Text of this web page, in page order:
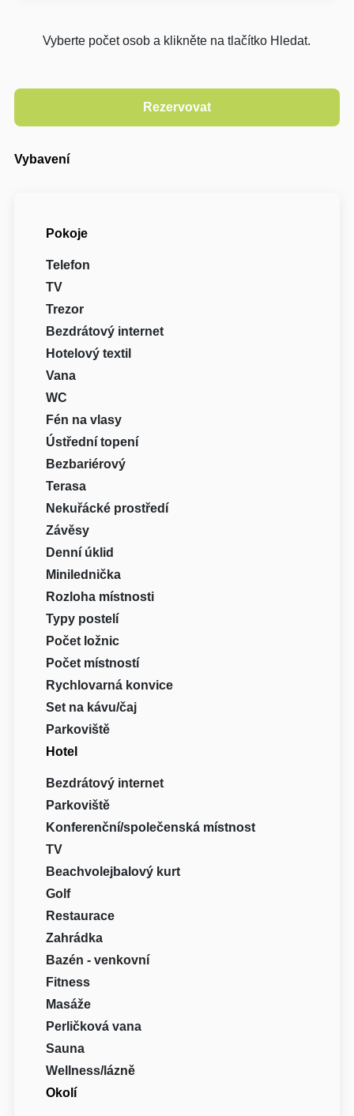
Vyberte počet osob a klikněte na tlačítko Hledat.
Vybavení
Pokoje
Telefon
TV
Trezor
Bezdrátový internet
Hotelový textil
Vana
WC
Fén na vlasy
Ústřední topení
Bezbariérový
Terasa
Nekuřácké prostředí
Závěsy
Denní úklid
Minilednička
Rozloha místnosti
Typy postelí
Počet ložnic
Počet místností
Rychlovarná konvice
Set na kávu/čaj
Parkoviště
Hotel
Bezdrátový internet
Parkoviště
Konferenční/společenská místnost
TV
Beachvolejbalový kurt
Golf
Restaurace
Zahrádka
Bazén - venkovní
Fitness
Masáže
Perličková vana
Sauna
Wellness/lázně
Okolí